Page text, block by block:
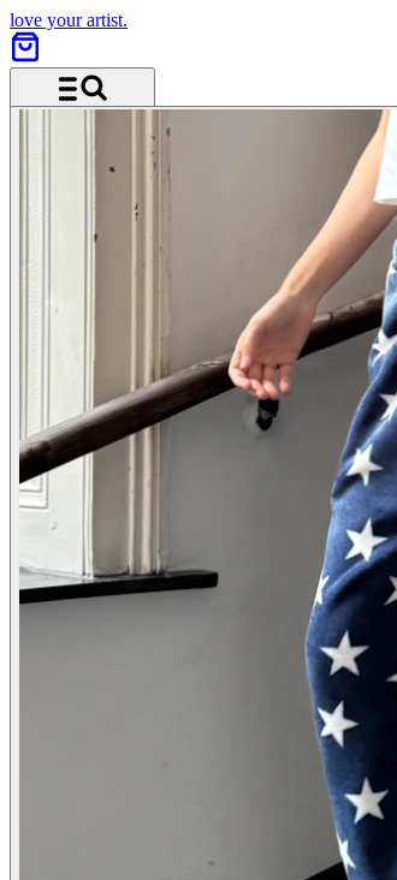
love your artist.